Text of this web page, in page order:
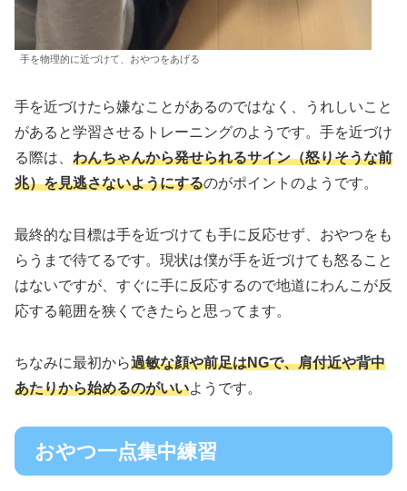
手を物理的に近づけて、おやつをあげる
手を近づけたら嫌なことがあるのではなく、うれしいこと
があると学習させるトレーニングのようです。手を近づけ
る際は、 わんちゃんから発せられるサイン（怒りそうな前
兆）を見逃さないようにするのがポイントのようです。
最終的な目標は手を近づけても手に反応せず、おやつをも
らうまで待てるです。現状は僕が手を近づけても怒ること
はないですが、すぐに手に反応するので地道にわんこが反
応する範囲を狭くできたらと思ってます。
ちなみに最初から過敏な顔や前足はNGで、肩付近や背中
あたりから始めるのがいいようです。
おやつ一点集中練習